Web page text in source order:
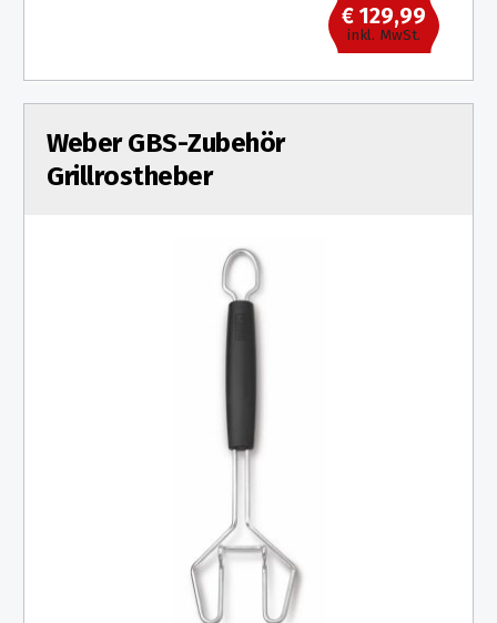
€ 129,99
inkl. MwSt.
Weber GBS-Zubehör
Grillrostheber